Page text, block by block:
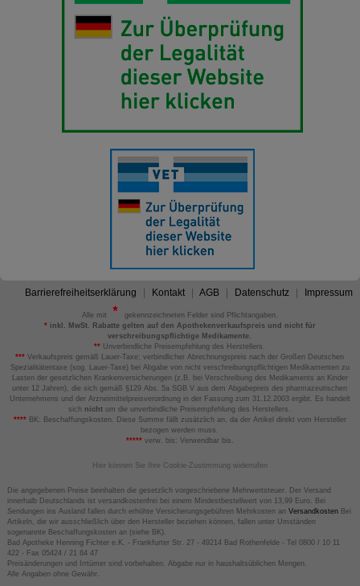
Barrierefreiheitserklärung Kontakt AGB Datenschutz Impressum
Alle mit
gekennzeichneten Felder sind Pflichtangaben.
*inkl. MwSt. Rabatte gelten auf den Apothekenverkaufspreis und nicht für
verschreibungspflichtige Medikamente.
** Unverbindliche Preisempfehlung des Herstellers.
*** Verkaufspreis gemäß Lauer-Taxe; verbindlicher Abrechnungspreis nach der Großen Deutschen
Spezialitätentaxe (sog. Lauer-Taxe) bei Abgabe von nicht verschreibungspflichtigen Medikamenten zu
Lasten der gesetzlichen Krankenversicherungen (z.B. bei Verschreibung des Medikaments an Kinder
unter 12 Jahren), die sich gemäß §129 Abs. 5a SGB V aus dem Abgabepreis des pharmazeutischen
Unternehmens und der Arzneimittelpreisverordnung in der Fassung zum 31.12.2003 ergibt. Es handelt
sich nicht um die unverbindliche Preisempfehlung des Herstellers.
****BK: Beschaffungskosten. Diese Summe fällt zusätzlich an, da der Artikel direkt vom Hersteller
bezogen werden muss.
*****verw. bis: Verwendbar bis.
Hier können Sie Ihre Cookie-Zustimmung widerrufen
Die angegebenen Preise beinhalten die gesetzlich vorgeschriebene Mehrwertsteuer. Der Versand
innerhalb Deutschlands ist versandkostenfrei bei einem Mindestbestellwert von 13,99 Euro. Bei
Sendungen ins Ausland fallen durch erhöhte Versicherungsgebühren Mehrkosten an VersandkostenBei
Artikeln, die wir ausschließlich über den Hersteller beziehen können, fallen unter Umständen
sogenannte Beschaffungskosten an (siehe BK).
Bad Apotheke Henning Fichter e.K. - Frankfurter Str. 27 - 49214 Bad Rothenfelde - Tel 0800 / 10 11
422 - Fax 05424 / 21 64 47
Preisänderungen und Irrtümer sind vorbehalten. Abgabe nur in haushaltsüblichen Mengen.
Alle Angaben ohne Gewähr.